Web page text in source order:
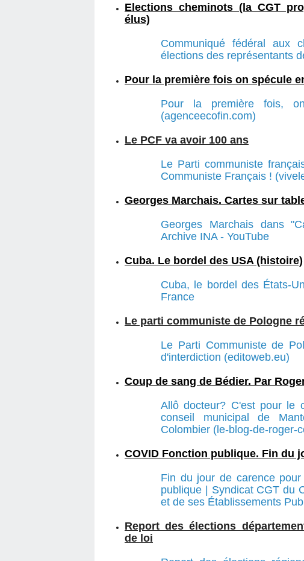
Elections cheminots (la CGT
élus)
Communiqué fédéral aux
élections des représentants
Pour la première fois on spécule
Pour la première fois,
(agenceecofin.com)
Le PCF va avoir 100 ans
Le Parti communiste
Communiste Français !
Georges Marchais. Cartes sur
Georges Marchais dans
Archive INA - YouTube
Cuba. Le bordel des USA (histoire)
Cuba, le bordel des États-
France
Le parti communiste de Pologne
Le Parti Communiste de
d'interdiction (editoweb.eu)
Coup de sang de Bédier. Par
Allô docteur? C'est pour le
conseil municipal de
Colombier (le-blog-de-roger-
COVID Fonction publique. Fin du
Fin du jour de carence
publique | Syndicat CGT du
et de ses Établissements
Report des élections
de loi